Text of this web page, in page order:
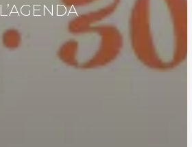
L’AGENDA